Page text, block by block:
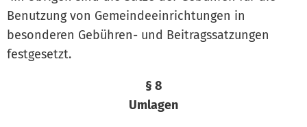
Benutzung von Gemeindeeinrichtungen in
besonderen Gebühren- und Beitragssatzungen
festgesetzt.
§ 8
Umlagen